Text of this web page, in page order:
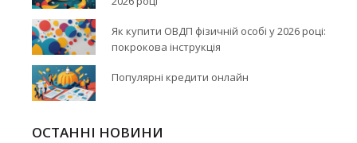
Як купити ОВДП фізичній особі у 2026 році:
покрокова інструкція
Популярні кредити онлайн
ОСТАННІ НОВИНИ